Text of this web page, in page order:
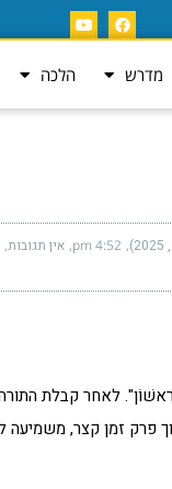
מדרש הלכה
4:52 pm אין תגובות
לאחר קבלת התורה
זמן קצר, משמיעה